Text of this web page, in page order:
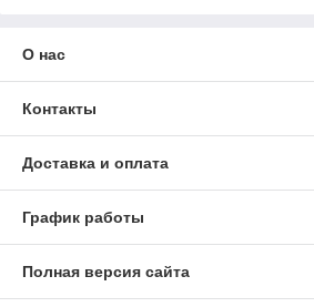
О нас
Контакты
Доставка и оплата
График работы
Полная версия сайта